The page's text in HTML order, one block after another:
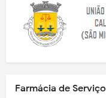
Farmácia de Serviço